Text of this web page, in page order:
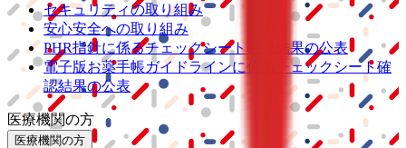
セキュリティの取り組み
安心安全への取り組み
PHR指針に係るチェックシート確認結果の公表
電子版お薬手帳ガイドラインに係るチェックシート確
認結果の公表
医療機関の方
医療機関の方